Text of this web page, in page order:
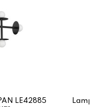
LE42885